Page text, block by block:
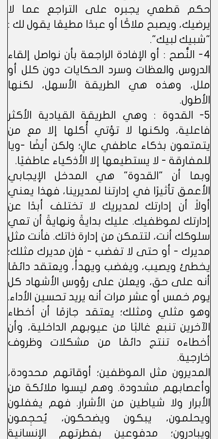
حكم قطعي يجبره على التراجع عما لا
يرضيك، ويصبح ملاكًا أو عبدًا مطيعًا يقول لك :
"شبيك لبيك".
4- النُّصح : أو الإفادة الراجعة بأن نواصل إلقاء
الدروس والعظات وسرد الحكايات دون كلل أو
ملل، وهذه هي الطريقة الأسهل، لكنها
الأطول.
5- القدوة : وهي الطريقة القيادية الأكثر
فاعلية، ولكنها لا تؤتي أُكلها إلا مع من
يتمتعون بذكاء عاطفي عالٍ؛ ولكن أيضًا -ويا
للمفارقة - لا يستطيعها إلا الأذكياء عاطفيًا.
وبما أن "القدوة" هي المدخل الإيجابي
الأعمق تأثيرًا في إدارتنا لمديرينا، فهذا يعني
أولاً أن إدارتك لمديريك لا تختلف أبدًا عن
إدارتك لموظفيك. عليك بدايةً ونهايةً أن تعي
سلوكك أنت، لتتمكن من إدارة ذاتك. فأنت مثل
مديرك - أو حتى لا تغضب - فإن مديرك مثلك؛
يخطئ ويصيب، ويغضب ويهدأ، ويعتقد دائمًا
أنه على حق، ويعلن على رؤوس الأشهاد كل
يوم خمس أو عشر مرات أنه يريد تحسين الأداء.
وهو مثلي ومثلك؛ يعتقد جازمًا أن أخطاء
الآخرين تنبع غالبًا من عيوبهم الداخلية، وأن
أخطاءه تنتج دائمًا من مشكلات وظروف
خارجية.
المديرون مثل الموظفين؛ أوقاتهم محدودة،
وأعصابهم مشدودة. وهم ليسوا ملائكة من
الأبرار ولا شياطين من الأشرار. فهم يغفلون
ويحلمون، يبكون ويضحكون، يُحجِمون
ويبادرون؛ مدفوعين بفطرتهم الإنسانية